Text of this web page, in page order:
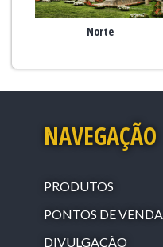
Norte
NAVEGAÇÃO
PRODUTOS
PONTOS DE VENDA
DIVULGAÇÃO